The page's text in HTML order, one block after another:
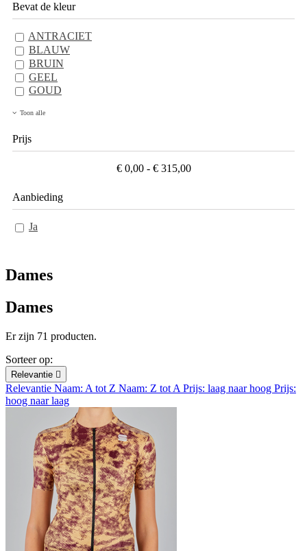
Bevat de kleur
ANTRACIET
BLAUW
BRUIN
GEEL
GOUD
Toon alle
Prijs
€ 0,00 - € 315,00
Aanbieding
Ja
Dames
Dames
Er zijn 71 producten.
Sorteer op:
Relevantie 
Relevantie Naam: A tot Z Naam: Z tot A Prijs: laag naar hoog Prijs:
hoog naar laag